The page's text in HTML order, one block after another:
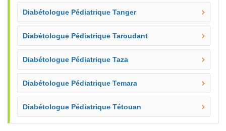
Diabétologue Pédiatrique Tanger
Diabétologue Pédiatrique Taroudant
Diabétologue Pédiatrique Taza
Diabétologue Pédiatrique Temara
Diabétologue Pédiatrique Tétouan